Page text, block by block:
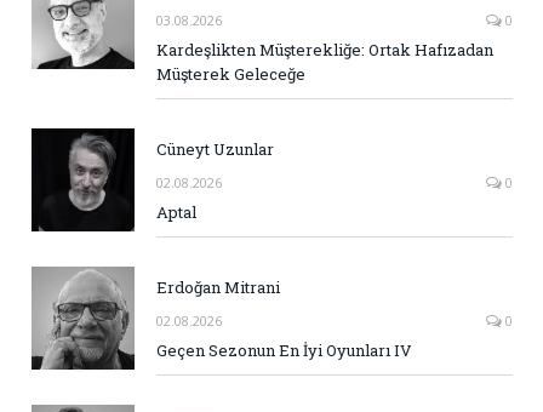
03.08.2026 0
Kardeşlikten Müşterekliğe: Ortak Hafızadan
Müşterek Geleceğe
Cüneyt Uzunlar
02.08.2026 0
Aptal
Erdoğan Mitrani
02.08.2026 0
Geçen Sezonun En İyi Oyunları IV